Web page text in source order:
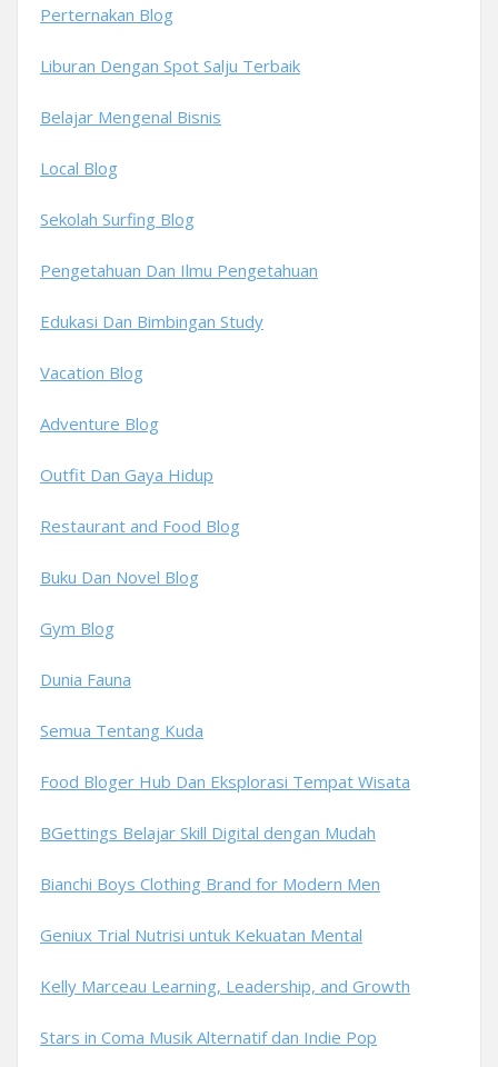
Perternakan Blog
Liburan Dengan Spot Salju Terbaik
Belajar Mengenal Bisnis
Local Blog
Sekolah Surfing Blog
Pengetahuan Dan Ilmu Pengetahuan
Edukasi Dan Bimbingan Study
Vacation Blog
Adventure Blog
Outfit Dan Gaya Hidup
Restaurant and Food Blog
Buku Dan Novel Blog
Gym Blog
Dunia Fauna
Semua Tentang Kuda
Food Bloger Hub Dan Eksplorasi Tempat Wisata
BGettings Belajar Skill Digital dengan Mudah
Bianchi Boys Clothing Brand for Modern Men
Geniux Trial Nutrisi untuk Kekuatan Mental
Kelly Marceau Learning, Leadership, and Growth
Stars in Coma Musik Alternatif dan Indie Pop